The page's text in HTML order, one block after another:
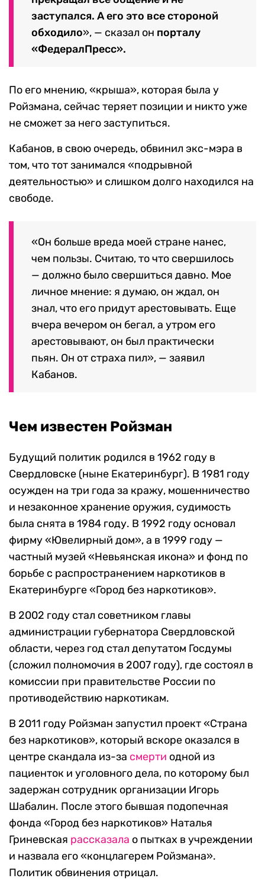
заступался. А его это все стороной
обходило», — сказал он порталу
«ФедералПресс».
По его мнению, «крыша», которая была у
Ройзмана, сейчас теряет позиции и никто уже
не сможет за него заступиться.
Кабанов, в свою очередь, обвинил экс-мэра в
том, что тот занимался «подрывной
деятельностью» и слишком долго находился на
свободе.
«Он больше вреда моей стране нанес,
чем пользы. Считаю, то что свершилось
— должно было свершиться давно. Мое
личное мнение: я думаю, он ждал, он
знал, что его придут арестовывать. Еще
вчера вечером он бегал, а утром его
арестовывают, он был практически
пьян. Он от страха пил», — заявил
Кабанов.
Чем известен Ройзман
Будущий политик родился в 1962 году в
Свердловске (ныне Екатеринбург). В 1981 году
осужден на три года за кражу, мошенничество
и незаконное хранение оружия, судимость
была снята в 1984 году. В 1992 году основал
фирму «Ювелирный дом», а в 1999 году —
частный музей «Невьянская икона» и фонд по
борьбе с распространением наркотиков в
Екатеринбурге «Город без наркотиков».
В 2002 году стал советником главы
администрации губернатора Свердловской
области, через год стал депутатом Госдумы
(сложил полномочия в 2007 году), где состоял в
комиссии при правительстве России по
противодействию наркотикам.
В 2011 году Ройзман запустил проект «Страна
без наркотиков», который вскоре оказался в
центре скандала из-за смерти одной из
пациенток и уголовного дела, по которому был
задержан сотрудник организации Игорь
Шабалин. После этого бывшая подопечная
фонда «Город без наркотиков» Наталья
Гриневская рассказала о пытках в учреждении
и назвала его «концлагерем Ройзмана».
Политик обвинения отрицал.